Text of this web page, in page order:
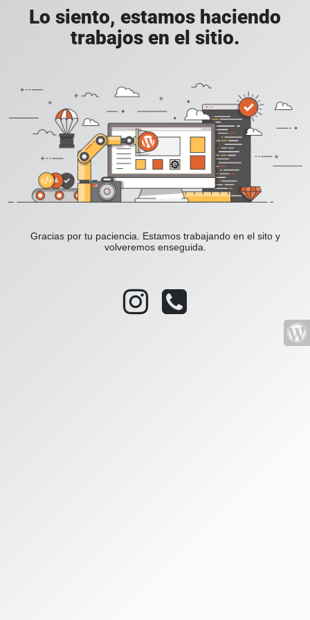
Lo siento, estamos haciendo
trabajos en el sitio.
Gracias por tu paciencia. Estamos trabajando en el sito y
volveremos enseguida.